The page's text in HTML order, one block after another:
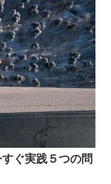
ぐ実践５つの問